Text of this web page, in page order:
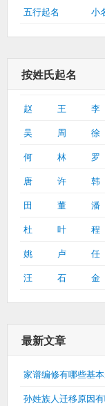
五行起名
小
按姓氏起名
赵 王 李
吴
周 徐
何
林 罗
唐
许 韩
田
董 潘
杜
叶 程
姚
卢 任
汪
石 金
最新文章
家谱编修有哪些基
孙姓族人迁移原因